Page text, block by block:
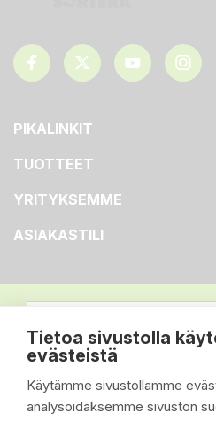
Tietoa sivustolla
evästeistä
Käytämme sivustollamme
analysoidaksemme sivuston
PIKALINKIT
TUOTTEET
YRITYKSEMME
ASIAKASTILI